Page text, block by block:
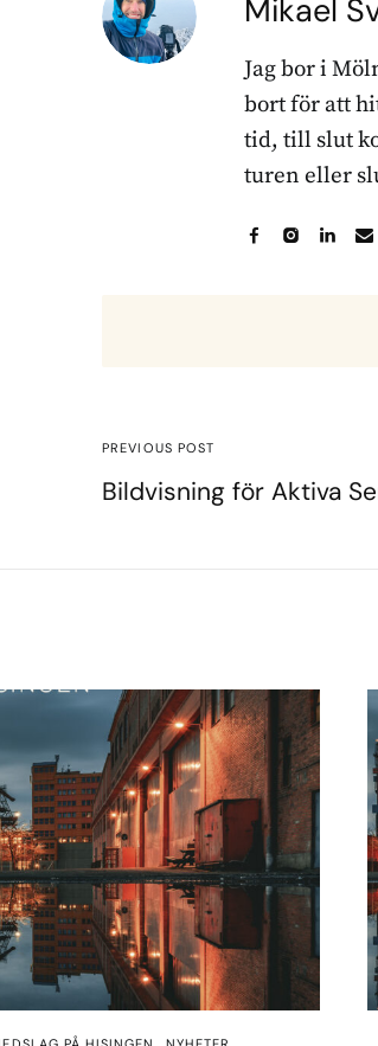
Mikael
Jag bor i
bort för att
tid, till slut
turen eller
PREVIOUS POST
Bildvisning för Aktiva